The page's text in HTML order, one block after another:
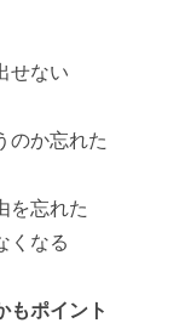
ない
か忘れた
忘れた
なる
もポイント